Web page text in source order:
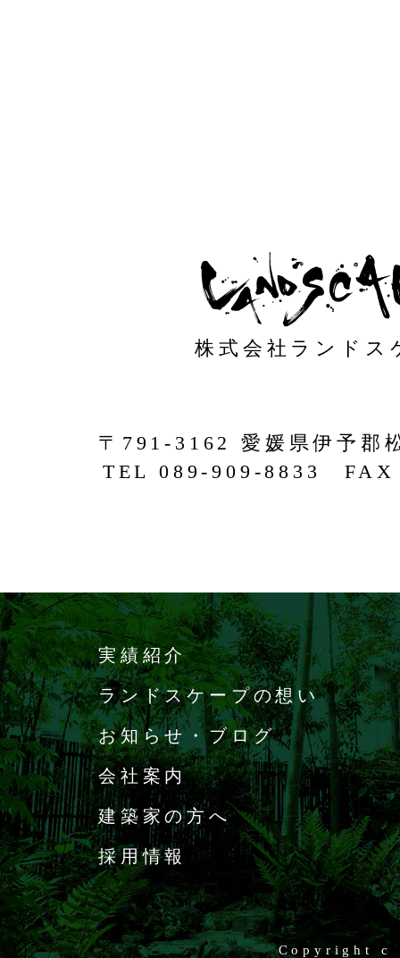
〒791-3162 愛媛県伊予郡
TEL 089-909-8833 FAX
株式会社ランドス
実績紹介
ランドスケープの想い
お知らせ・ブログ
会社案内
建築家の方へ
採用情報
Copyright c